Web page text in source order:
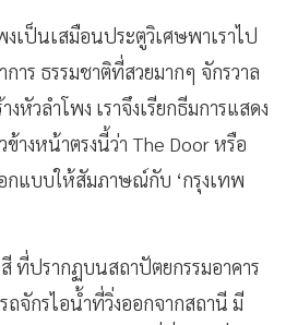
งเป็นเสมือนประตูวิเศษพาเราไป
ร ธรรมชาติที่สวยมากๆ จักรวาล
หัวลำโพง เราจึงเรียกธีมการแสดง
างหน้าตรงนี้ว่า The Door หรือ
แบบให้สัมภาษณ์กับ ‘กรุงเทพ
ที่ปรากฏบนสถาปัตยกรรมอาคาร
ถจักรไอน้ำที่วิ่งออกจากสถานี มี